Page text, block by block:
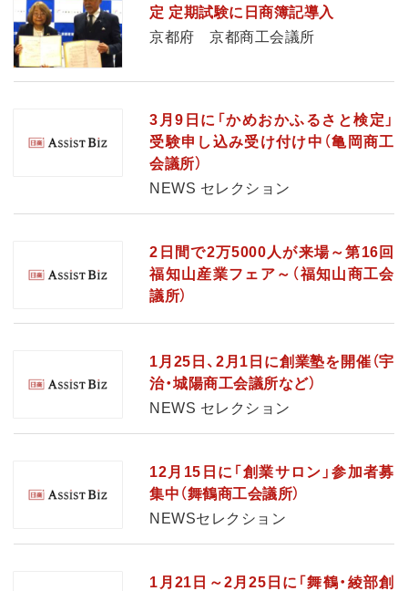
定 定期試験に日商簿記導入
京都府 京都商工会議所
3月9日に「かめおかふるさと検定」
受験申し込み受け付け中（亀岡商工
会議所）
NEWS セレクション
2日間で2万5000人が来場～第16回
福知山産業フェア～（福知山商工会
議所）
1月25日、2月1日に創業塾を開催（宇
治・城陽商工会議所など）
NEWS セレクション
12月15日に「創業サロン」参加者募
集中（舞鶴商工会議所）
NEWSセレクション
1月21日～2月25日に「舞鶴・綾部創